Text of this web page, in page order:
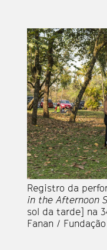
Registro da
in the Afternoon
sol da tarde] na
Fanan /